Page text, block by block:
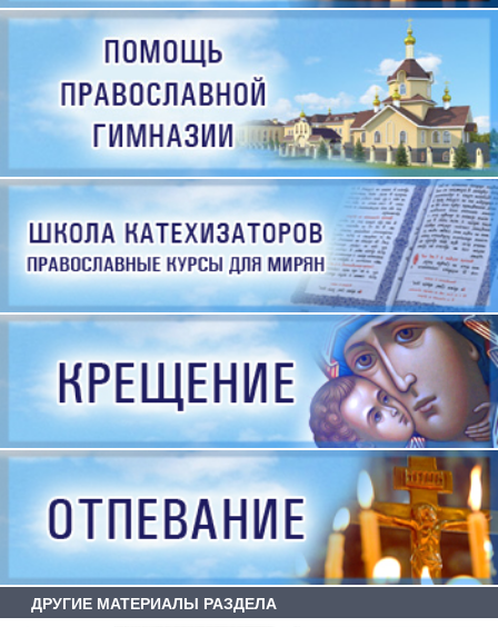
ДРУГИЕ МАТЕРИАЛЫ РАЗДЕЛА